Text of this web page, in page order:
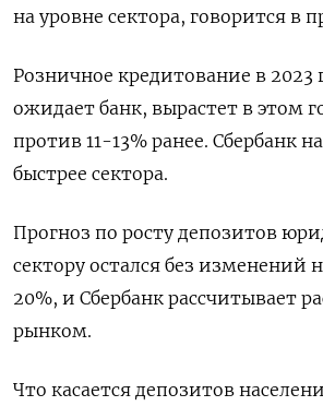
на уровне сектора, говорится в
Розничное кредитование в 2023
ожидает банк, вырастет в этом
против 11-13% ранее. Сбербанк
быстрее сектора.
Прогноз по росту депозитов
сектору остался без изменений
20%, и Сбербанк рассчитывает
рынком.
Что касается депозитов